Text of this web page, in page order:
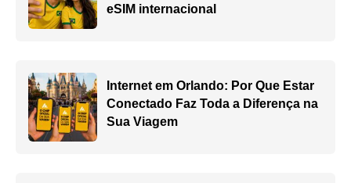
eSIM internacional
Internet em Orlando: Por Que Estar
Conectado Faz Toda a Diferença na
Sua Viagem